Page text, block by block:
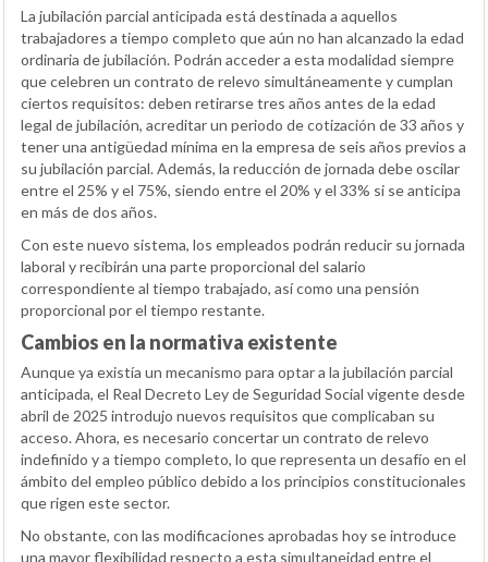
La jubilación parcial anticipada está destinada a aquellos
trabajadores a tiempo completo que aún no han alcanzado la edad
ordinaria de jubilación. Podrán acceder a esta modalidad siempre
que celebren un contrato de relevo simultáneamente y cumplan
ciertos requisitos: deben retirarse tres años antes de la edad
legal de jubilación, acreditar un periodo de cotización de 33 años y
tener una antigüedad mínima en la empresa de seis años previos a
su jubilación parcial. Además, la reducción de jornada debe oscilar
entre el 25% y el 75%, siendo entre el 20% y el 33% si se anticipa
en más de dos años.
Con este nuevo sistema, los empleados podrán reducir su jornada
laboral y recibirán una parte proporcional del salario
correspondiente al tiempo trabajado, así como una pensión
proporcional por el tiempo restante.
Cambios en la normativa existente
Aunque ya existía un mecanismo para optar a la jubilación parcial
anticipada, el Real Decreto Ley de Seguridad Social vigente desde
abril de 2025 introdujo nuevos requisitos que complicaban su
acceso. Ahora, es necesario concertar un contrato de relevo
indefinido y a tiempo completo, lo que representa un desafío en el
ámbito del empleo público debido a los principios constitucionales
que rigen este sector.
No obstante, con las modificaciones aprobadas hoy se introduce
una mayor flexibilidad respecto a esta simultaneidad entre el